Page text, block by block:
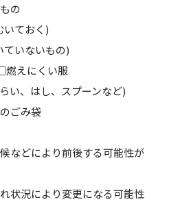
の
ておく)
いないもの)
えにくい服
い、はし、スプーンなど)
ごみ袋
などにより前後する可能性が
状況により変更になる可能性